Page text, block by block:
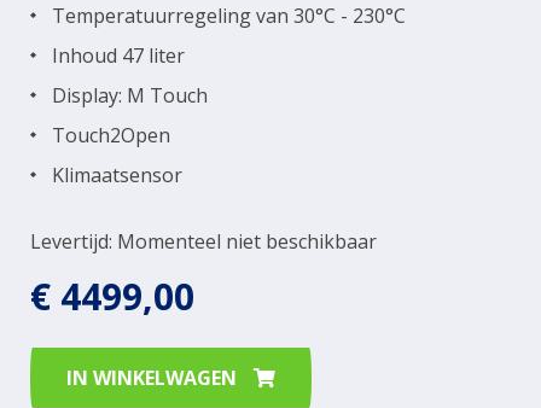
Levertijd: Momenteel niet beschikbaar
Temperatuurregeling van 30°C - 230°C
Inhoud 47 liter
Display: M Touch
Touch2Open
Klimaatsensor
€ 4499,00
IN WINKELWAGEN